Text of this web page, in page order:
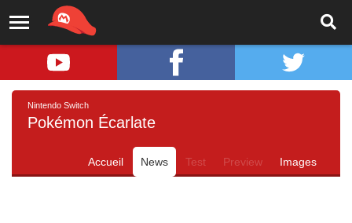
Nintendo Switch
Pokémon Écarlate
Accueil News Test Preview Images